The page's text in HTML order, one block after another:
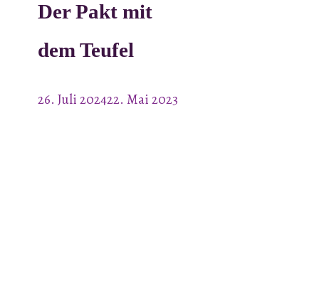
Der Pakt mit
dem Teufel
26. Juli 202422. Mai 2023